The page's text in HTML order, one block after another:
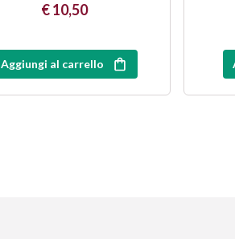
€ 10,50
Aggiungi al carrello